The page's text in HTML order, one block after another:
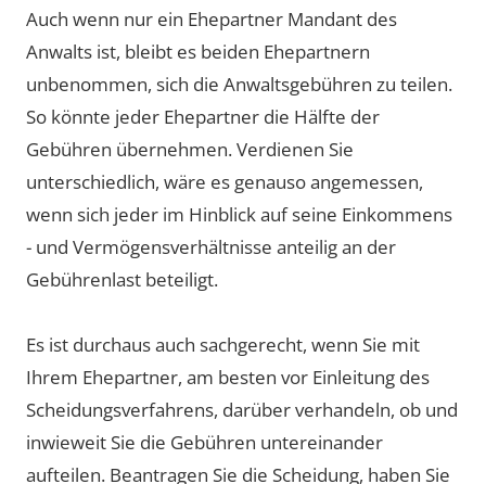
Auch wenn nur ein Ehepartner Mandant des
Anwalts ist, bleibt es beiden Ehepartnern
unbenommen, sich die Anwaltsgebühren zu teilen.
So könnte jeder Ehepartner die Hälfte der
Gebühren übernehmen. Verdienen Sie
unterschiedlich, wäre es genauso angemessen,
wenn sich jeder im Hinblick auf seine Einkommens
- und Vermögensverhältnisse anteilig an der
Gebührenlast beteiligt.
Es ist durchaus auch sachgerecht, wenn Sie mit
Ihrem Ehepartner, am besten vor Einleitung des
Scheidungsverfahrens, darüber verhandeln, ob und
inwieweit Sie die Gebühren untereinander
aufteilen. Beantragen Sie die Scheidung, haben Sie